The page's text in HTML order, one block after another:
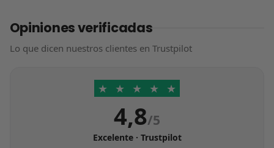
Opiniones verificadas
Lo que dicen nuestros clientes en Trustpilot
★ ★ ★ ★ ★
4,8/5
Excelente · Trustpilot